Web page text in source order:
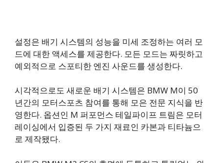
설정은 배기 시스템의 성능을 미세 조정하는 여러 모
드에 대한 액세스를 제공한다. 모든 모드는 짜릿하고
예외적으로 스포티한 엔진 사운드를 생성한다.
시각적으로도 새로운 배기 시스템은 BMW M이 50
년간의 모터스포츠 참여를 통해 모은 전문 지식을 반
영한다. 옵션인 M 퍼포먼스 테일파이프 트림은 모터
레이싱에서 입증된 두 가지 재료인 카본과 티타늄으
로 제작됐다.